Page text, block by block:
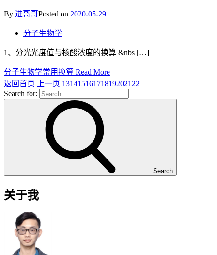
By 进哥哥Posted on 2020-05-29
分子生物学
1、分光光度值与核酸浓度的换算 &nbs […]
分子生物学常用换算 Read More
返回首页 上一页 13141516171819202122
Search for:
Search
关于我